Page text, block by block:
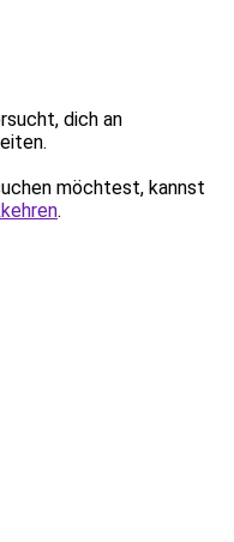
dich an
möchtest, kannst
.